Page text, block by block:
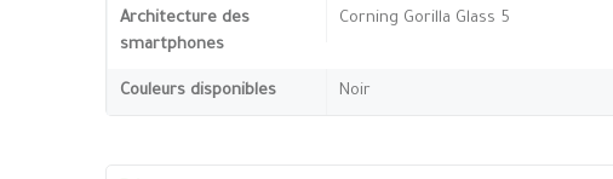
Architecture des
smartphones
Corning Gorilla Glass 5
Couleurs disponibles Noir